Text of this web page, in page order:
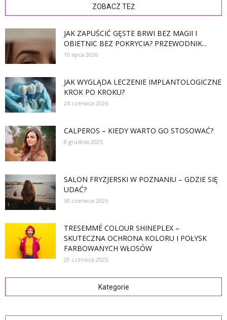
ZOBACZ TEŻ
JAK ZAPUŚCIĆ GĘSTE BRWI BEZ MAGII I
OBIETNIC BEZ POKRYCIA? PRZEWODNIK...
10 lipca 2026
JAK WYGLĄDA LECZENIE IMPLANTOLOGICZNE
KROK PO KROKU?
24 czerwca 2026
CALPEROS – KIEDY WARTO GO STOSOWAĆ?
8 grudnia 2025
SALON FRYZJERSKI W POZNANIU – GDZIE SIĘ
UDAĆ?
30 czerwca 2025
TRESEMMÉ COLOUR SHINEPLEX –
SKUTECZNA OCHRONA KOLORU I POŁYSK
FARBOWANYCH WŁOSÓW
29 czerwca 2025
Kategorie
Kategorie